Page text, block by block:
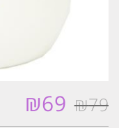
₪79
המחיר₪69